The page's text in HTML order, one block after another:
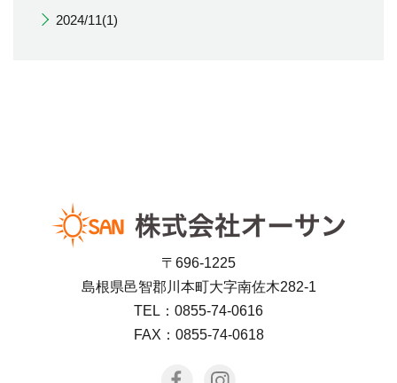
2024/11(1)
〒696-1225
島根県邑智郡川本町大字南佐木282-1
TEL：0855-74-0616
FAX：0855-74-0618